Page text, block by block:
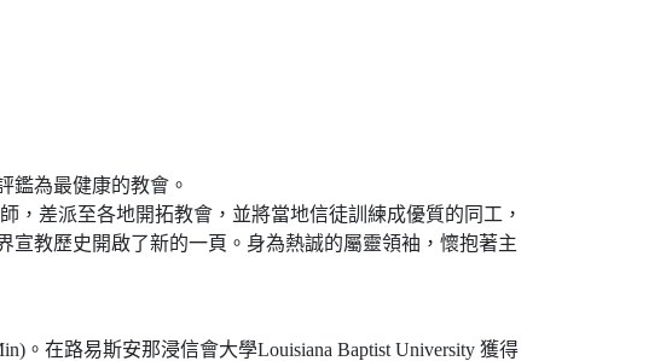
鑑為最健康的教會。
，差派至各地開拓教會，並將當地信徒訓練成優質的同工，
教歷史開啟了新的一頁。身為熱誠的屬靈領袖，懷抱著主
在路易斯安那浸信會大學Louisiana Baptist University 獲得